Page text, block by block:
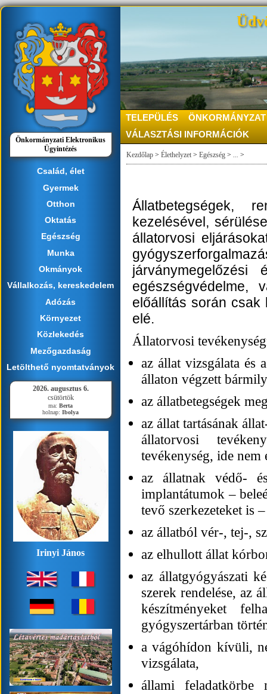
Önkormányzati Elektronikus
Ügyintézés
Család, élet
Gyermek
Otthon
Oktatás
Egészség
Munka
Okmányok
Vállalkozás, kereskedelem
Adózás
Környezet
Közlekedés
Mezőgazdaság
Letölthető nyomtatványok
2026. augusztus 6.
csütörtök
ma:Berta
holnap:Ibolya
Irinyi János
TELEPÜLÉS
ÖNKORMÁNYZAT
VÁLASZTÁSI INFORMÁCIÓK
Kezdőlap > Élethelyzet > Egészség > ... >
Állatbetegségek,
kezelésével,
állatorvosi
egészségvédelme,
előállítás során csak
elé.
Állatorvosi
az állat vizsgálata és
állaton végzett
az állatbetegségek
az állat tartásának
állatorvosi
tevékenység, ide nem
az állatnak védő-
implantátumok –
tevő szerkezeteket is
az állatból vér-, tej-,
az elhullott állat
az állatgyógyászati
szerek rendelése, az
készítményeket
gyógyszertárban
a vágóhídon kívüli,
vizsgálata,
állami feladatkörbe